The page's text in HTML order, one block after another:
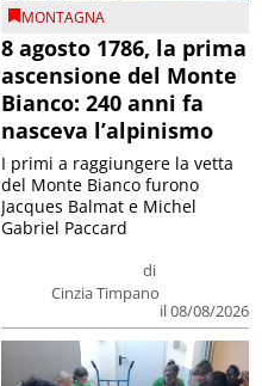
MONTAGNA
8 agosto 1786, la prima
ascensione del Monte
Bianco: 240 anni fa
nasceva l’alpinismo
di
Cinzia Timpano
il 08/08/2026
I primi a raggiungere la vetta
del Monte Bianco furono
Jacques Balmat e Michel
Gabriel Paccard